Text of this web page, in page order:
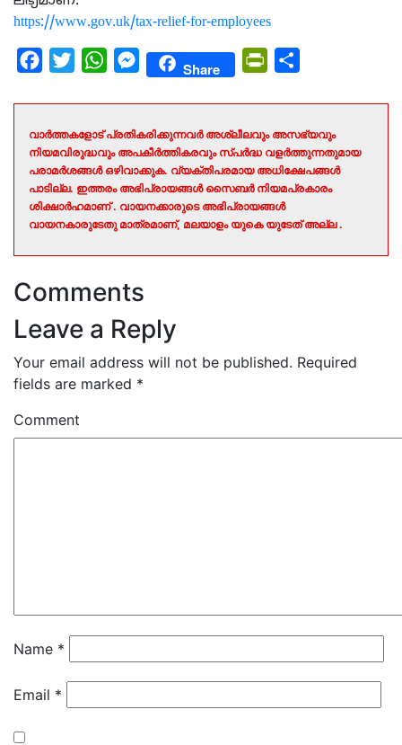
https://www.gov.uk/tax-relief-for-employees
Facebook
Twitter WhatsAppMessengerShare PrintFriendly
വാർത്തകളോട് പ്രതികരിക്കുന്നവർ അശ്ലീലവും അസഭ്യവും
നിയമവിരുദ്ധവും അപകീർത്തികരവും സ്പർദ്ധ വളർത്തുന്നതുമായ
പരാമർശങ്ങൾ ഒഴിവാക്കുക. വ്യക്തിപരമായ അധിക്ഷേപങ്ങൾ
പാടില്ല. ഇത്തരം അഭിപ്രായങ്ങൾ സൈബർ നിയമപ്രകാരം
ശിക്ഷാർഹമാണ് . വായനക്കാരുടെ അഭിപ്രായങ്ങൾ
വായനകാരുടേതു മാത്രമാണ്, മലയാളം യുകെ യുടേത് അല്ല .
Comments
Leave a Reply
Your email address will not be published. Required
fields are marked *
Comment
Name *
Email *